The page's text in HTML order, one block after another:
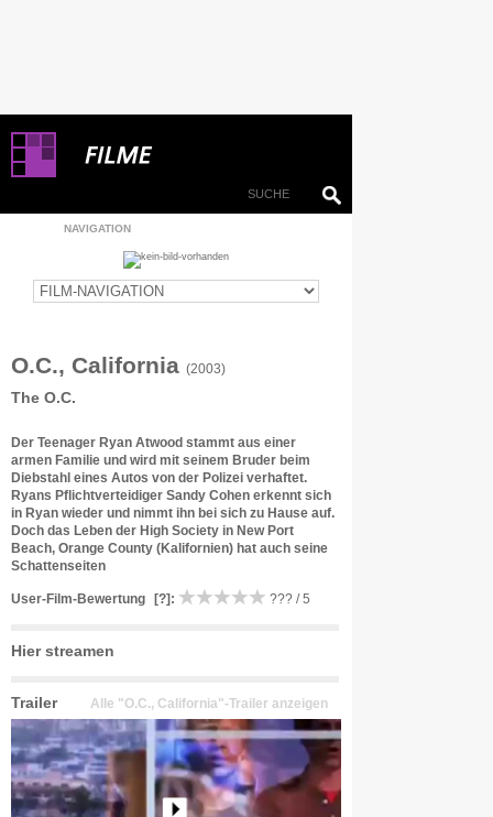
NAVIGATION
O.C., California (2003)
The O.C.
Der Teenager Ryan Atwood stammt aus einer
armen Familie und wird mit seinem Bruder beim
Diebstahl eines Autos von der Polizei verhaftet.
Ryans Pflichtverteidiger Sandy Cohen erkennt sich
in Ryan wieder und nimmt ihn bei sich zu Hause auf.
Doch das Leben der High Society in New Port
Beach, Orange County (Kalifornien) hat auch seine
Schattenseiten
User-Film-Bewertung [?] : ??? / 5
Hier streamen
Trailer Alle "O.C., California"-Trailer anzeigen